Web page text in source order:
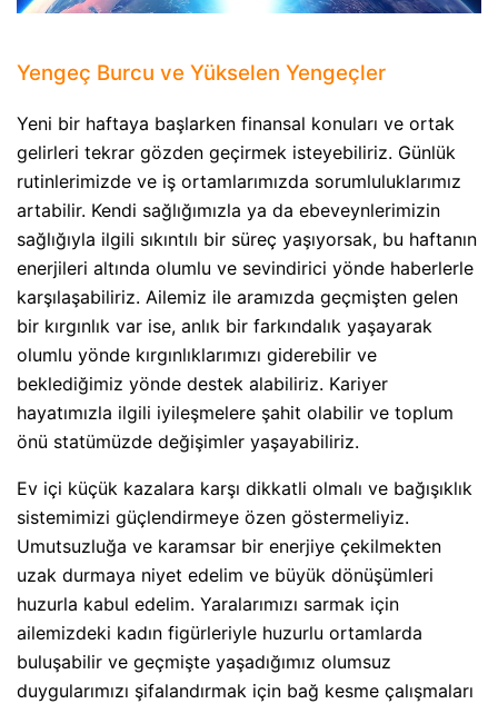
Yengeç Burcu ve Yükselen Yengeçler
Yeni bir haftaya başlarken finansal konuları ve ortak
gelirleri tekrar gözden geçirmek isteyebiliriz. Günlük
rutinlerimizde ve iş ortamlarımızda sorumluluklarımız
artabilir. Kendi sağlığımızla ya da ebeveynlerimizin
sağlığıyla ilgili sıkıntılı bir süreç yaşıyorsak, bu haftanın
enerjileri altında olumlu ve sevindirici yönde haberlerle
karşılaşabiliriz. Ailemiz ile aramızda geçmişten gelen
bir kırgınlık var ise, anlık bir farkındalık yaşayarak
olumlu yönde kırgınlıklarımızı giderebilir ve
beklediğimiz yönde destek alabiliriz. Kariyer
hayatımızla ilgili iyileşmelere şahit olabilir ve toplum
önü statümüzde değişimler yaşayabiliriz.
Ev içi küçük kazalara karşı dikkatli olmalı ve bağışıklık
sistemimizi güçlendirmeye özen göstermeliyiz.
Umutsuzluğa ve karamsar bir enerjiye çekilmekten
uzak durmaya niyet edelim ve büyük dönüşümleri
huzurla kabul edelim. Yaralarımızı sarmak için
ailemizdeki kadın figürleriyle huzurlu ortamlarda
buluşabilir ve geçmişte yaşadığımız olumsuz
duygularımızı şifalandırmak için bağ kesme çalışmaları